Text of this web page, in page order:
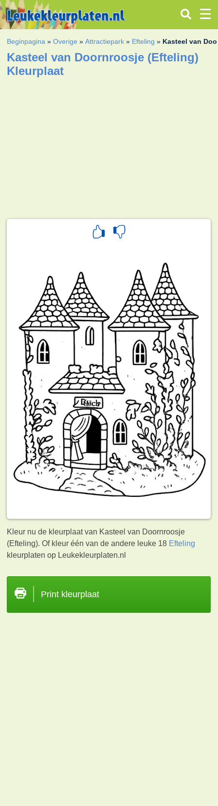
Beginpagina »Overige »Attractiepark » Efteling » Kasteel van
Kasteel van Doornroosje (Efteling)
Kleurplaat
Kleur nu de kleurplaat van Kasteel van Doornroosje
(Efteling). Of kleur één van de andere leuke 18 Efteling
kleurplaten op Leukekleurplaten.nl
Print kleurplaat